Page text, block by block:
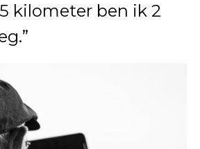
kilometer ben ik 2